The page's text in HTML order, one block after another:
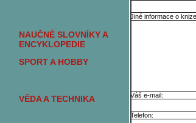
NAUČNÉ SLOVNÍKY A
ENCYKLOPEDIE
SPORT A HOBBY
VĚDA A TECHNIKA
Jiné informace o
Váš e-mail:
Telefon: